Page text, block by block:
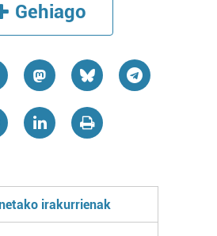
dezakezu.
babesten dira. Ikusi gure
ustez zein helburutarako
unetan alda edo ken dezakezu
adierazpenean.
Gehiago
irakurrienak